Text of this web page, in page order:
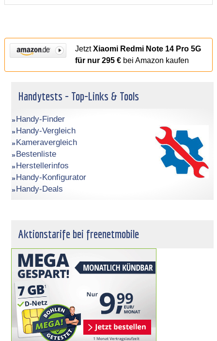
JetztXiaomi Redmi Note 14 Pro 5G
für nur 295 €bei Amazon kaufen
Handytests - Top-Links & Tools
Handy-Finder
Handy-Vergleich
Kameravergleich
Bestenliste
Herstellerinfos
Handy-Konfigurator
Handy-Deals
Aktionstarife bei freenetmobile